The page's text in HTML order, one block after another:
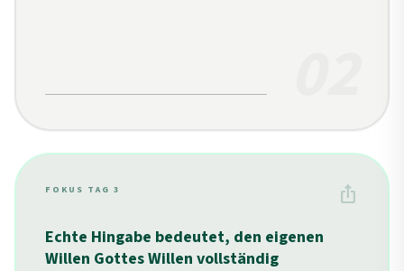
FOKUS TAG 3 ios_share
Echte Hingabe bedeutet, den eigenen
Willen Gottes Willen vollständig